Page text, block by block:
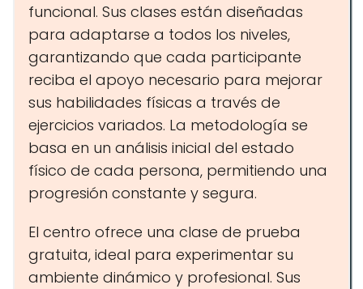
funcional. Sus clases están diseñadas
para adaptarse a todos los niveles,
garantizando que cada participante
reciba el apoyo necesario para mejorar
sus habilidades físicas a través de
ejercicios variados. La metodología se
basa en un análisis inicial del estado
físico de cada persona, permitiendo una
progresión constante y segura.
El centro ofrece una clase de prueba
gratuita, ideal para experimentar su
ambiente dinámico y profesional. Sus